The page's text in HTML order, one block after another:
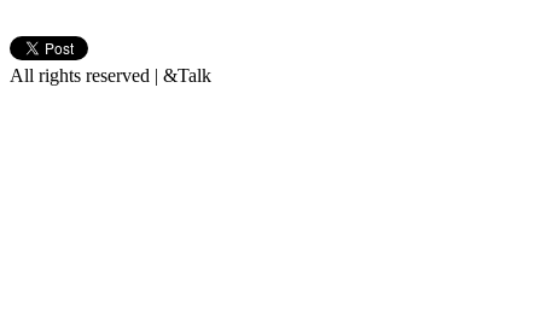
All rights reserved | &Talk